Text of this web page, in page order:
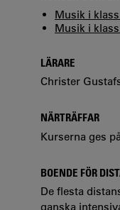
Musik i
Musik i
LÄRARE
Christer
NÄRTRÄFFAR
Kurserna ges
BOENDE FÖR
De flesta
ganska